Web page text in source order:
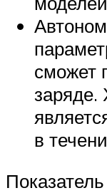
сможет
заряде.
в